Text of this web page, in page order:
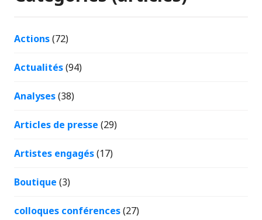
Actions(72)
Actualités(94)
Analyses(38)
Articles de presse (29)
Artistes engagés(17)
Boutique (3)
colloques conférences(27)